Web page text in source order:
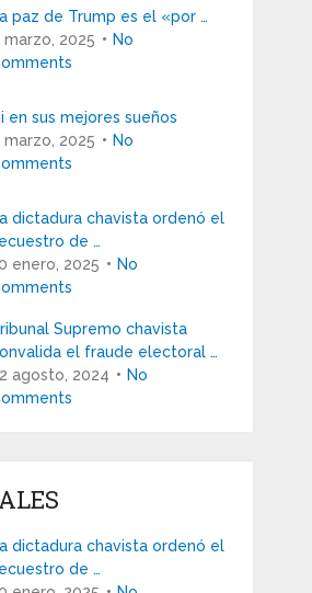
paz de Trump es el «por …
marzo, 2025
No
en sus mejores sueños
marzo, 2025
No
dictadura chavista ordenó el
de …
enero, 2025
No
Supremo chavista
el fraude electoral …
agosto, 2024
No
dictadura chavista ordenó el
de …